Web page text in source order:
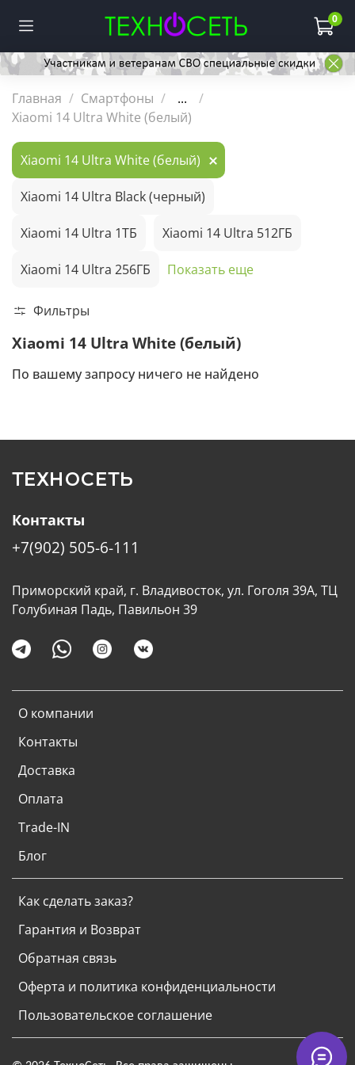
0
Главная Смартфоны
...
Xiaomi 14 Ultra White (белый)
Xiaomi 14 Ultra White (белый)
Xiaomi 14 Ultra Black (черный)
Xiaomi 14 Ultra 1ТБ Xiaomi 14 Ultra 512ГБ
Xiaomi 14 Ultra 256ГБ Показать еще
Фильтры
Xiaomi 14 Ultra White (белый)
По вашему запросу ничего не найдено
ТЕХНОСЕТЬ
О компании
Контакты
Доставка
Оплата
Trade-IN
Блог
Как сделать заказ?
Гарантия и Возврат
Обратная связь
Оферта и политика конфиденциальности
Пользовательское соглашение
Контакты
+7(902) 505-6-111
Приморский край, г. Владивосток, ул. Гоголя 39А, ТЦ
Голубиная Падь, Павильон 39